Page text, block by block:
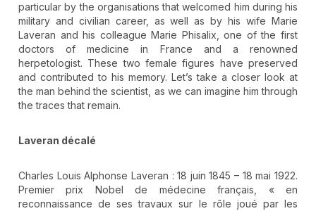
particular by the organisations that welcomed him during his
military and civilian career, as well as by his wife Marie
Laveran and his colleague Marie Phisalix, one of the first
doctors of medicine in France and a renowned
herpetologist. These two female figures have preserved
and contributed to his memory. Let’s take a closer look at
the man behind the scientist, as we can imagine him through
the traces that remain.
Laveran décalé
Charles Louis Alphonse Laveran : 18 juin 1845 – 18 mai 1922.
Premier prix Nobel de médecine français, « en
reconnaissance de ses travaux sur le rôle joué par les